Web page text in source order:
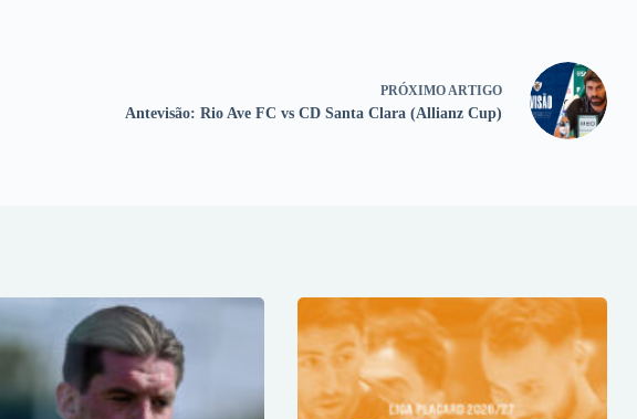
PRÓXIMO ARTIGO
Antevisão: Rio Ave FC vs CD Santa Clara (Allianz Cup)